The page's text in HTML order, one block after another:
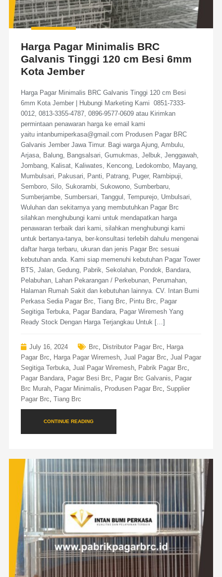
Harga Pagar Minimalis BRC
Galvanis Tinggi 120 cm Besi 6mm
Kota Jember
Harga Pagar Minimalis BRC Galvanis Tinggi 120 cm Besi
6mm Kota Jember | Hubungi Marketing Kami 0851-7333-
0012, 0813-3355-4787, 0896-9577-0609 atau Kirimkan
permintaan penawaran harga ke email kami
yaitu intanbumiperkasa@gmail.com Produsen Pagar BRC
Galvanis Jember Jawa Timur. Bagi warga Ajung, Ambulu,
Arjasa, Balung, Bangsalsari, Gumukmas, Jelbuk, Jenggawah,
Jombang, Kalisat, Kaliwates, Kencong, Ledokombo, Mayang,
Mumbulsari, Pakusari, Panti, Patrang, Puger, Rambipuji,
Semboro, Silo, Sukorambi, Sukowono, Sumberbaru,
Sumberjambe, Sumbersari, Tanggul, Tempurejo, Umbulsari,
Wuluhan dan sekitarnya yang membutuhkan Pagar Brc
silahkan menghubungi kami untuk mendapatkan harga
penawaran terbaik dari kami, silahkan menghubungi kami
untuk bertanya-tanya, ber-konsultasi terlebih dahulu mengenai
daftar harga terbaru, ukuran dan jenis Pagar Brc sesuai
kebutuhan anda. Kami siap memenuhi kebutuhan Pagar Tower
BTS, Jalan, Gedung, Pabrik, Sekolahan, Pondok, Bandara,
Pelabuhan, Lahan Pekarangan / Perkebunan, Perumahan,
Halaman Rumah Sakit dan kebutuhan lainnya. CV. Intan Bumi
Perkasa Sedia Pagar Brc, Tiang Brc, Pintu Brc, Pagar
Segitiga Terbuka, Pagar Bandara, Pagar Wiremesh Yang
Ready Stock Dengan Harga Terjangkau Untuk […]
July 16, 2024 Brc, Distributor Pagar Brc, Harga
Pagar Brc, Harga Pagar Wiremesh, Jual Pagar Brc, Jual Pagar
Segitiga Terbuka, Jual Pagar Wiremesh, Pabrik Pagar Brc,
Pagar Bandara, Pagar Besi Brc, Pagar Brc Galvanis, Pagar
Brc Murah, Pagar Minimalis, Produsen Pagar Brc, Supplier
Pagar Brc, Tiang Brc
CONTINUE READING